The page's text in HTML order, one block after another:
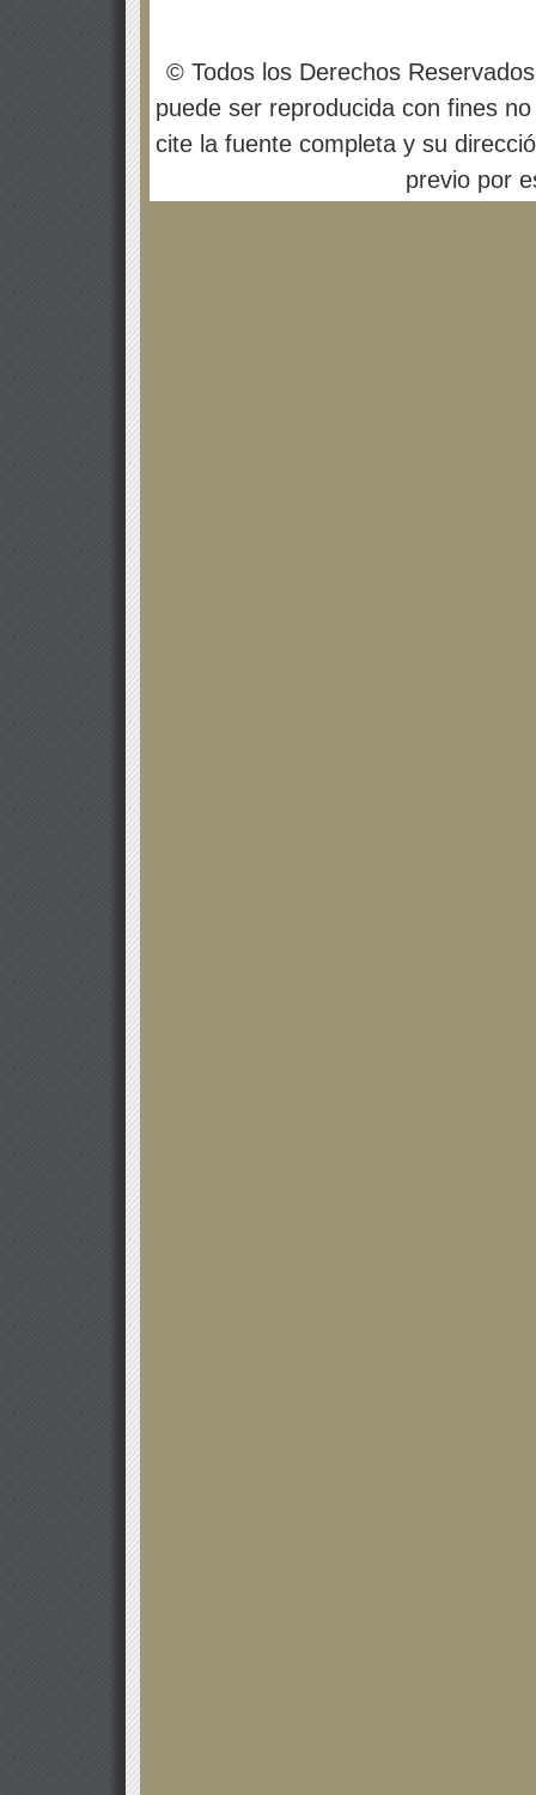
© Todos los Derechos
puede ser reproducida con fines
cite la fuente completa y su
previo por